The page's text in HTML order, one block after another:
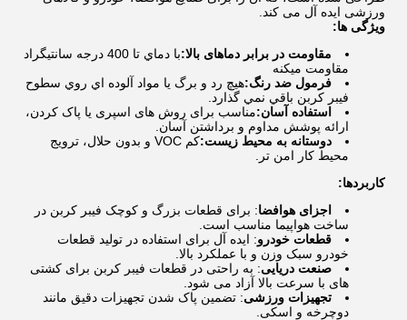
ورزشی ایده آل می کند.
ویژگی ها:
مقاومت در برابر دماهای بالا:
با دماي تا 400 درجه سانتيگراد
مقاومت ميکنه
فرمول ضد رنگ:هيچ رد و برگ يا مواد آلوده اي روي سطوح
فيبر کربن باقي نمي گذارد.
استفاده آسان:مناسب برای روش های اسپری یا پاک کردن،
ارائه پوشش مداوم و برداشتن آسان.
دوستانه به محیط زیست:
کم VOC و بدون حلال، ترویج
محیط کار امن تر.
کاربردها:
اجزای هوافضا: برای قطعات بزرگ و کوچک فیبر کربن در
ساخت هواپیما مناسب است.
قطعات خودرو: ایده آل برای استفاده در تولید قطعات
خودرو سبک وزن و با عملکرد بالا.
صنعت دریایی: به راحتی در قطعات فیبر کربن برای کشتی
های با سرعت بالا آزاد می شود.
تجهیزات ورزشی: تضمین پاک شدن تجهیزات دقیق مانند
دوچرخه و اسکی.